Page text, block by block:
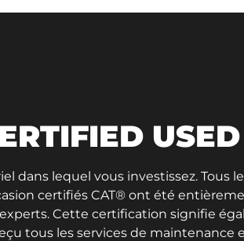
USED
dans lequel vous investissez. Tous
certifiés CAT® ont été
Cette certification signifie
tous les services de maintenance